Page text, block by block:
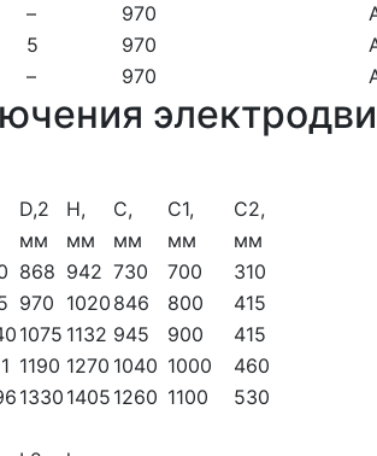
– 970
5 970
– 970
D,2 H, C, C1,
C2,
мм мм мм мм
мм
868 942 730 700
310
970 1020 846 800
415
1075 1132 945 900
415
1190 1270 1040 1000
460
1330 1405 1260 1100 530